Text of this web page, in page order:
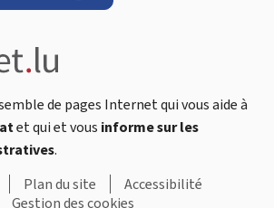
de pages Internet qui vous aide à
et qui et vous informe sur les
.
Plan du site
Accessibilité
Gestion des cookies